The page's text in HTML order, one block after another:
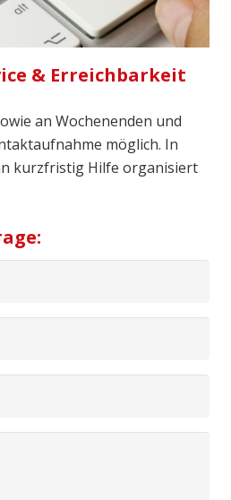
& Erreichbarkeit
an Wochenenden und
möglich. In
kurzfristig Hilfe organisiert